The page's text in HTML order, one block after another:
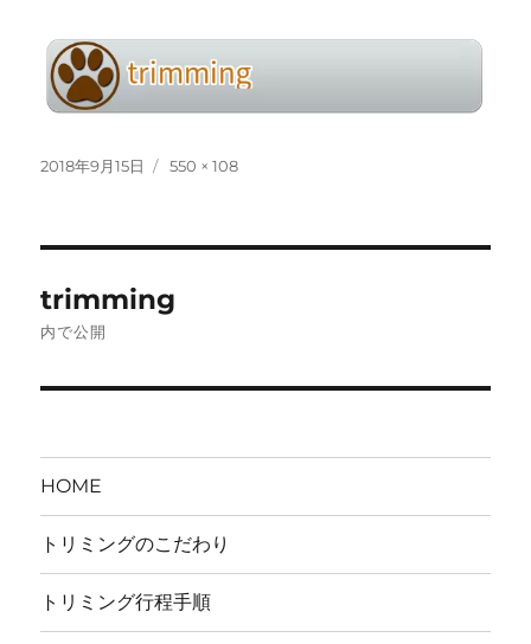
投
2018年9月15日
フ
550 × 108
稿
ゲ
ー
シ
ョ
trimming
内で公開
HOME
トリミングのこだわり
トリミング行程手順